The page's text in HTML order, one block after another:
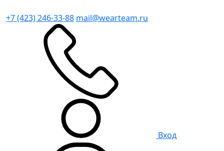
+7 (423) 246-33-88 mail@wearteam.ru
Вход